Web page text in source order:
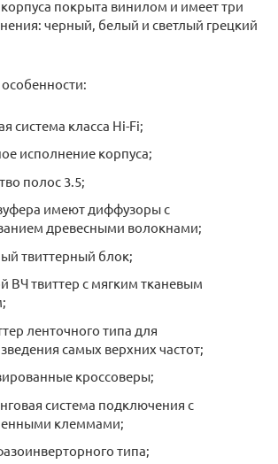
покрыта винилом и имеет три
черный, белый и светлый грецкий
система класса Hi-Fi;
исполнение корпуса;
полос 3.5;
имеют диффузоры с
древесными волокнами;
твиттерный блок;
ВЧ твиттер с мягким тканевым
ленточного типа для
самых верхних частот;
кроссоверы;
система подключения с
клеммами;
типа;